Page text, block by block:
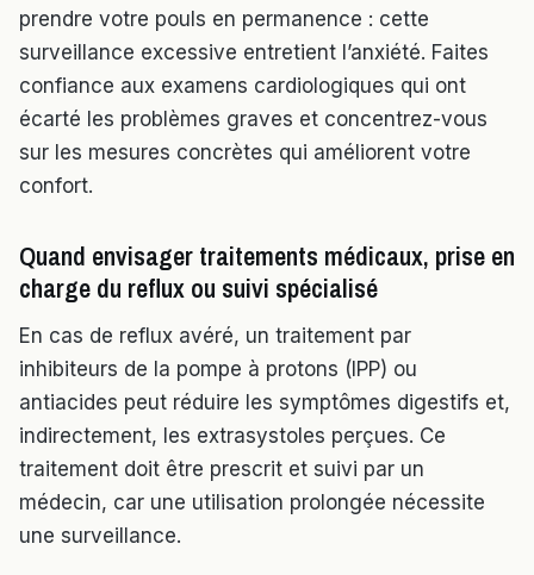
prendre votre pouls en permanence : cette
surveillance excessive entretient l’anxiété. Faites
confiance aux examens cardiologiques qui ont
écarté les problèmes graves et concentrez-vous
sur les mesures concrètes qui améliorent votre
confort.
Quand envisager traitements médicaux, prise en
charge du reflux ou suivi spécialisé
En cas de reflux avéré, un traitement par
inhibiteurs de la pompe à protons (IPP) ou
antiacides peut réduire les symptômes digestifs et,
indirectement, les extrasystoles perçues. Ce
traitement doit être prescrit et suivi par un
médecin, car une utilisation prolongée nécessite
une surveillance.